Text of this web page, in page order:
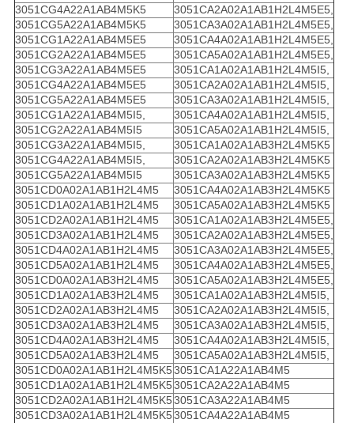
3051CG4A22A1AB4M5K5
3051CA2A02A1AB1H2L4M5E5,
3051CG5A22A1AB4M5K5
3051CA3A02A1AB1H2L4M5E5,
3051CG1A22A1AB4M5E5
3051CA4A02A1AB1H2L4M5E5,
3051CG2A22A1AB4M5E5
3051CA5A02A1AB1H2L4M5E5,
3051CG3A22A1AB4M5E5
3051CA1A02A1AB1H2L4M5I5,
3051CG4A22A1AB4M5E5
3051CA2A02A1AB1H2L4M5I5,
3051CG5A22A1AB4M5E5
3051CA3A02A1AB1H2L4M5I5,
3051CG1A22A1AB4M5I5,
3051CA4A02A1AB1H2L4M5I5,
3051CG2A22A1AB4M5I5
3051CA5A02A1AB1H2L4M5I5,
3051CG3A22A1AB4M5I5,
3051CA1A02A1AB3H2L4M5K5
3051CG4A22A1AB4M5I5,
3051CA2A02A1AB3H2L4M5K5
3051CG5A22A1AB4M5I5
3051CA3A02A1AB3H2L4M5K5
3051CD0A02A1AB1H2L4M5
3051CA4A02A1AB3H2L4M5K5
3051CD1A02A1AB1H2L4M5
3051CA5A02A1AB3H2L4M5K5
3051CD2A02A1AB1H2L4M5
3051CA1A02A1AB3H2L4M5E5,
3051CD3A02A1AB1H2L4M5
3051CA2A02A1AB3H2L4M5E5,
3051CD4A02A1AB1H2L4M5
3051CA3A02A1AB3H2L4M5E5,
3051CD5A02A1AB1H2L4M5
3051CA4A02A1AB3H2L4M5E5,
3051CD0A02A1AB3H2L4M5
3051CA5A02A1AB3H2L4M5E5,
3051CD1A02A1AB3H2L4M5
3051CA1A02A1AB3H2L4M5I5,
3051CD2A02A1AB3H2L4M5
3051CA2A02A1AB3H2L4M5I5,
3051CD3A02A1AB3H2L4M5
3051CA3A02A1AB3H2L4M5I5,
3051CD4A02A1AB3H2L4M5
3051CA4A02A1AB3H2L4M5I5,
3051CD5A02A1AB3H2L4M5
3051CA5A02A1AB3H2L4M5I5,
3051CD0A02A1AB1H2L4M5K53051CA1A22A1AB4M5
3051CD1A02A1AB1H2L4M5K53051CA2A22A1AB4M5
3051CD2A02A1AB1H2L4M5K53051CA3A22A1AB4M5
3051CD3A02A1AB1H2L4M5K53051CA4A22A1AB4M5